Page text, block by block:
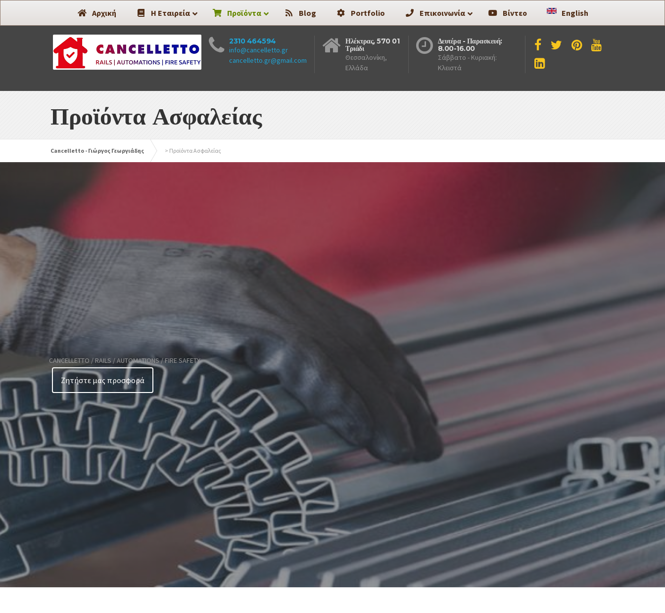
Συστήματα Ασφαλείας -
2310 464594
info@cancelletto.gr
cancelletto.gr@gmail.com
Ηλέκτρας, 570 01
Τριάδι
Θεσσαλονίκη,
Ελλάδα
Δευτέρα - Παρασκευή:
8.00-16.00
Σάββατο - Κυριακή:
Κλειστά
Προϊόντα Ασφαλείας
Cancelletto - Γιώργος Γεωργιάδης > Προϊόντα Ασφαλείας
CANCELLETTO / RAILS / AUTOMATIONS / FIRE SAFETY
Ζητήστε μας προσφορά
Αρχική Η Εταιρεία Προϊόντα Blog Portfolio Επικοινωνία Βίντεο English